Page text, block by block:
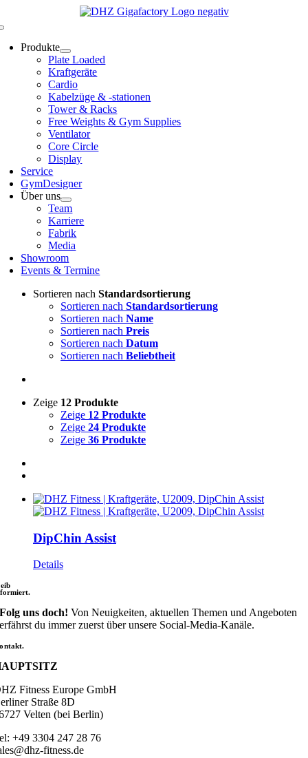
Produkte
Plate Loaded
Kraftgeräte
Cardio
Kabelzüge & -stationen
Tower & Racks
Free Weights & Gym Supplies
Ventilator
Core Circle
Display
Service
GymDesigner
Über uns
Team
Karriere
Fabrik
Media
Showroom
Events & Termine
Sortieren nach Standardsortierung
Sortieren nach Standardsortierung
Sortieren nach Name
Sortieren nach Preis
Sortieren nach Datum
Sortieren nach Beliebtheit
Zeige 12 Produkte
Zeige 12 Produkte
Zeige 24 Produkte
Zeige 36 Produkte
DipChin Assist
Details
Folg uns doch! Von Neuigkeiten, aktuellen Themen und Angeboten
erfährst du immer zuerst über unsere Social-Media-Kanäle.
Fitness Europe GmbH
Straße 8D
Velten (bei Berlin)
+49 3304 247 28 76
fitness.de